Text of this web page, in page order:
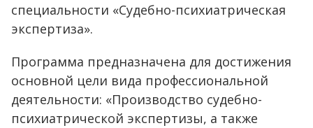
специальности «Судебно-психиатрическая
экспертиза».
Программа предназначена для достижения
основной цели вида профессиональной
деятельности: «Производство судебно-
психиатрической экспертизы, а также